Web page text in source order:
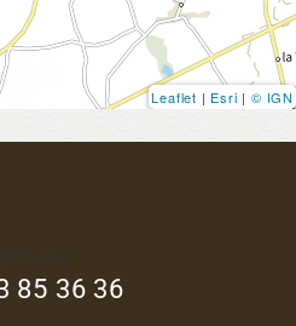
Leaflet | Esri | © IGN
85 36 36